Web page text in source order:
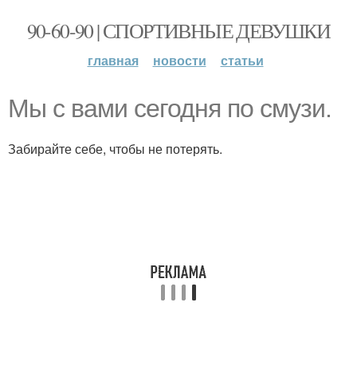
90-60-90 | СПОРТИВНЫЕ ДЕВУШКИ
главная новости статьи
Мы с вами сегодня по смузи.
Забирайте себе, чтобы не потерять.